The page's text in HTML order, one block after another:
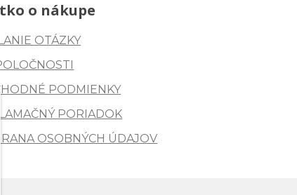
o nákupe
OTÁZKY
PODMIENKY
PORIADOK
OSOBNÝCH ÚDAJOV